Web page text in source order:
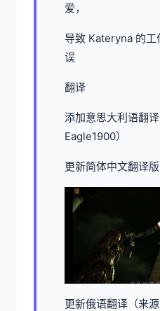
爱，
导致 Kateryna 的
误
翻译
添加意思大利语翻译
Eagle1900）
更新简体中文翻译
更新俄语翻译（来源